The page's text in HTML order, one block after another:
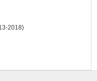
2018)